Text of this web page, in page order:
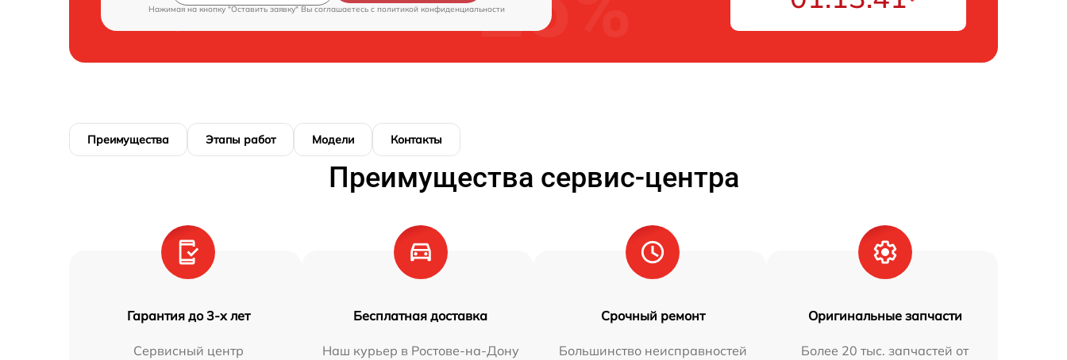
Нажимая на кнопку "Оставить заявку" Вы соглашаетесь c политикой конфиденциальности
Преимущества Этапы работ Модели Контакты
Преимущества сервис-центра
Гарантия до 3-х лет
Сервисный центр
Бесплатная доставка
Наш курьер в Ростове-на-Дону
Срочный ремонт
Большинство неисправностей
Оригинальные запчасти
Более 20 тыс. запчастей от